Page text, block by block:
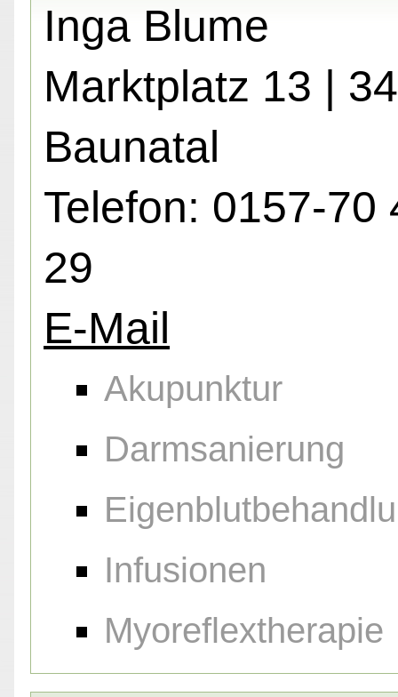
Inga Blume
Marktplatz 13 |
Baunatal
Telefon: 0157-70
29
E-Mail
Akupunktur
Darmsanierung
Infusionen
Myoreflextherapie